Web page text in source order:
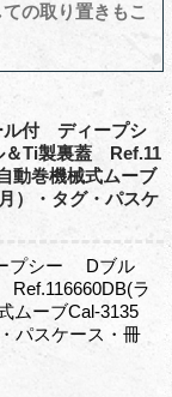
の取り置きもこ
付 ディープシ
Ti製裏蓋 Ref.11
動巻機械式ムーブ
）・タグ・パスケ
プシー Dブル
ラ
ムーブCal-3135
パスケース・冊